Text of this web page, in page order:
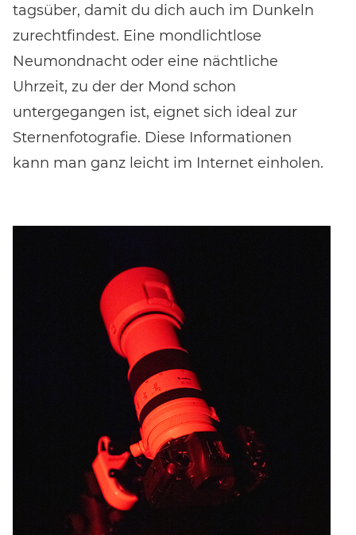
tagsüber, damit du dich auch im Dunkeln
zurechtfindest. Eine mondlichtlose
Neumondnacht oder eine nächtliche
Uhrzeit, zu der der Mond schon
untergegangen ist, eignet sich ideal zur
Sternenfotografie. Diese Informationen
kann man ganz leicht im Internet einholen.